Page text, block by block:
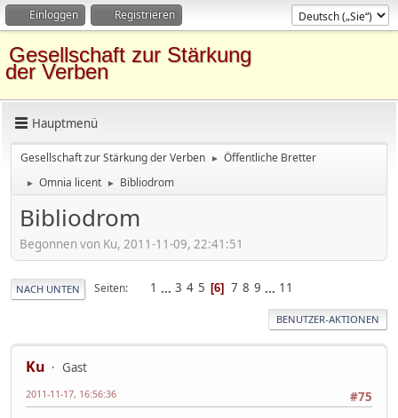
Einloggen Registrieren
Gesellschaft zur Stärkung
der Verben
Hauptmenü
Gesellschaft zur Stärkung der Verben ► Öffentliche Bretter
► Omnia licent ► Bibliodrom
Bibliodrom
Begonnen von Ku, 2011-11-09, 22:41:51
NACH UNTEN Seiten 1 ... 3 4 5 6 7 8 9 ... 11
BENUTZER-AKTIONEN
Ku
Gast
#75
2011-11-17, 16:56:36